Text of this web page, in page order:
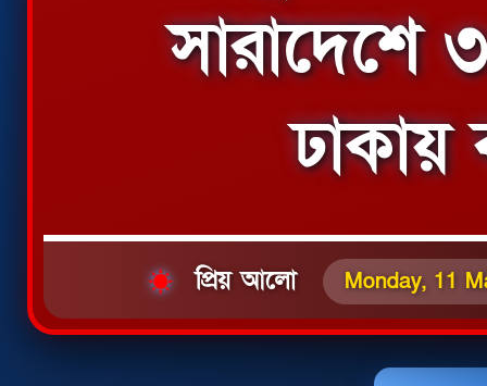
সারাদেশে
ঢাকায়
প্রিয় আলো Monday, 11